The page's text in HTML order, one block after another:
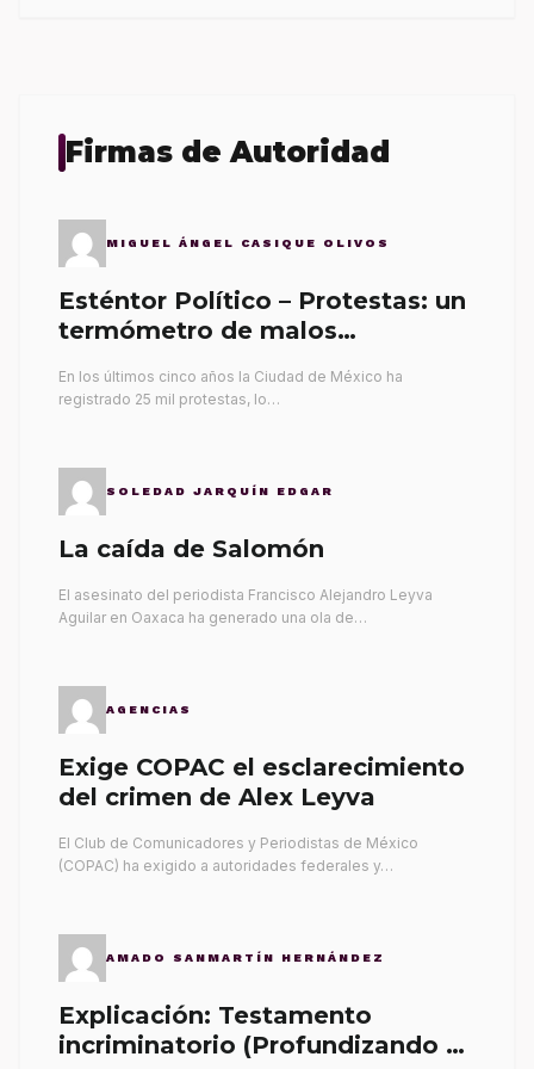
Firmas de Autoridad
MIGUEL ÁNGEL CASIQUE OLIVOS
Esténtor Político – Protestas: un
termómetro de malos
En los últimos cinco años la Ciudad de México ha
registrado 25 mil protestas, lo…
SOLEDAD JARQUÍN EDGAR
La caída de Salomón
El asesinato del periodista Francisco Alejandro Leyva
Aguilar en Oaxaca ha generado una ola de…
AGENCIAS
Exige COPAC el esclarecimiento
del crimen de Alex Leyva
El Club de Comunicadores y Periodistas de México
(COPAC) ha exigido a autoridades federales y…
AMADO SANMARTÍN HERNÁNDEZ
Explicación: Testamento
incriminatorio (Profundizando su